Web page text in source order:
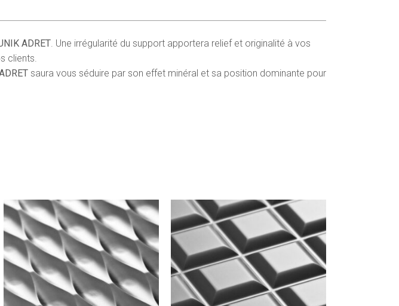
ADRET. Une irrégularité du support apportera relief et originalité à vos
clients.
saura vous séduire par son effet minéral et sa position dominante pour